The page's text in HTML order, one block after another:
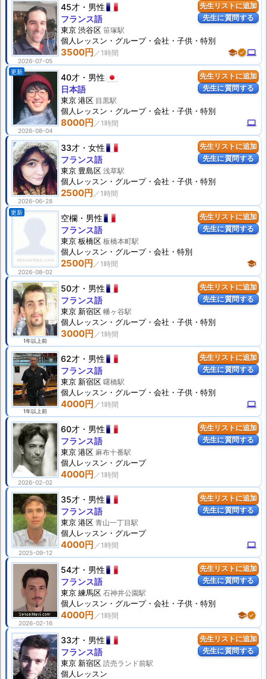
先生リストに追加
先生に質問する
2026-07-05
45才 男性
3500円 schoolverifiedcomputer
フランス語
東京 渋谷区 笹塚駅
個人 レッスン ・グループ・会社・子供・特別
先生リストに追加
先生に質問する
更新
2026-08-04
40才 男性
8000円 computer
日本語
東京 港区 目黒駅
個人 レッスン ・グループ・会社・子供・特別
先生リストに追加
先生に質問する
2026-06-28
33才 女性
2500円
フランス語
東京 豊島区 浅草駅
個人 レッスン ・グループ・会社・子供・特別
先生リストに追加
先生に質問する
更新
2026-08-02
空欄 男性
2500円 school
フランス語
東京 板橋区 板橋本町駅
個人 レッスン ・グループ・会社・特別
先生リストに追加
先生に質問する
1年以上前
50才 男性
3000円
フランス語
東京 新宿区 幡ヶ谷駅
個人 レッスン ・グループ・会社・子供・特別
先生リストに追加
先生に質問する
1年以上前
62才 男性
4000円 computer
フランス語
東京 新宿区 曙橋駅
個人 レッスン ・グループ・会社・子供・特別
先生リストに追加
先生に質問する
2026-02-02
60才 男性
4000円
フランス語
東京 港区 麻布十番駅
個人 レッスン ・グループ
先生リストに追加
先生に質問する
2025-09-12
35才 男性
4000円 computer
フランス語
東京 港区 青山一丁目駅
個人 レッスン ・グループ
先生リストに追加
先生に質問する
2026-02-16
54才 男性
4000円 schoolverified
フランス語
東京 練馬区 石神井公園駅
個人 レッスン ・グループ・会社・子供・特別
先生リストに追加
先生に質問する
33才 男性
フランス語
東京 新宿区 読売ランド前駅
個人 レッスン